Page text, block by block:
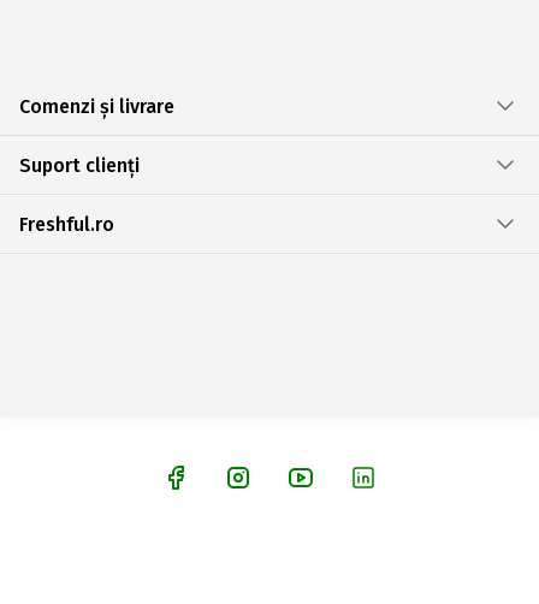
Comenzi și livrare
Suport clienți
Freshful.ro